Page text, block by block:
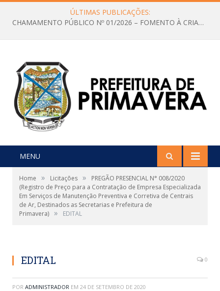
ÚLTIMAS PUBLICAÇÕES:
CHAMAMENTO PÚBLICO Nº 01/2026 – FOMENTO À CRIAÇÃO E A CIRCULAÇÃO DE PRODUÇÕES CULTURAIS – Aldir Blanc
MENU
Home » Licitações »
PREGÃO PRESENCIAL N° 008/2020
(Registro de Preço para a Contratação de Empresa Especializada
Em Serviços de Manutenção Preventiva e Corretiva de Centrais
de Ar, Destinados as Secretarias e Prefeitura de
Primavera) » EDITAL
EDITAL 0
POR ADMINISTRADOR EM 24 DE SETEMBRO DE 2020